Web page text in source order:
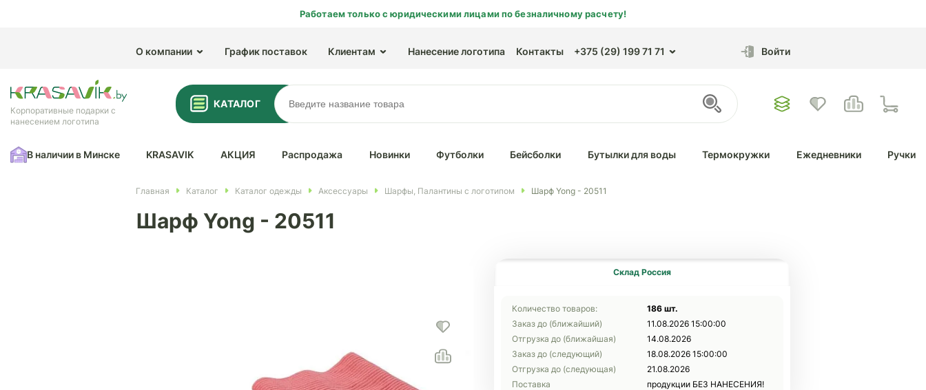
Работаем только с юридическими лицами по безналичному расчету!
О компании График поставок Клиентам Нанесение логотипа Контакты +375 (29) 199 71 71 Войти
Корпоративные подарки с
нанесением логотипа
КАТАЛОГ
В наличии в Минске KRASAVIK АКЦИЯ Распродажа Новинки Футболки Бейсболки Бутылки для воды Термокружки Ежедневники Ручки
Главная Каталог Каталог одежды Аксессуары Шарфы, Палантины с логотипом Шарф Yong - 20511
Шарф Yong - 20511
Склад Россия
Количество товаров:
186 шт.
Заказ до (ближайший)
11.08.2026 15:00:00
Отгрузка до (ближайшая)
14.08.2026
Заказ до (следующий)
18.08.2026 15:00:00
Отгрузка до (следующая)
21.08.2026
Поставка
продукции БЕЗ НАНЕСЕНИЯ!